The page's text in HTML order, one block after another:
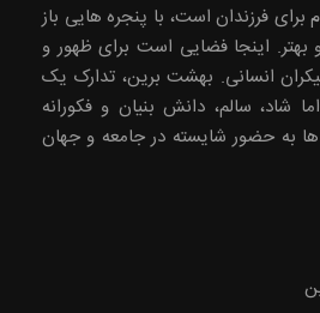
فرزندان است، با پنجره هایی باز
بهتر. اینجا فضایی است برای ظهور و
انسانی. بهشت برین، تدارک یک
شاد، سالم، دانش بنیان و فکورانه
به حضور شایسته در جامعه و جهان